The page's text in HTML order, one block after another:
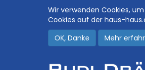
Wir verwenden Cookies,
Cookies auf der haus-
OK, Danke
Mehr